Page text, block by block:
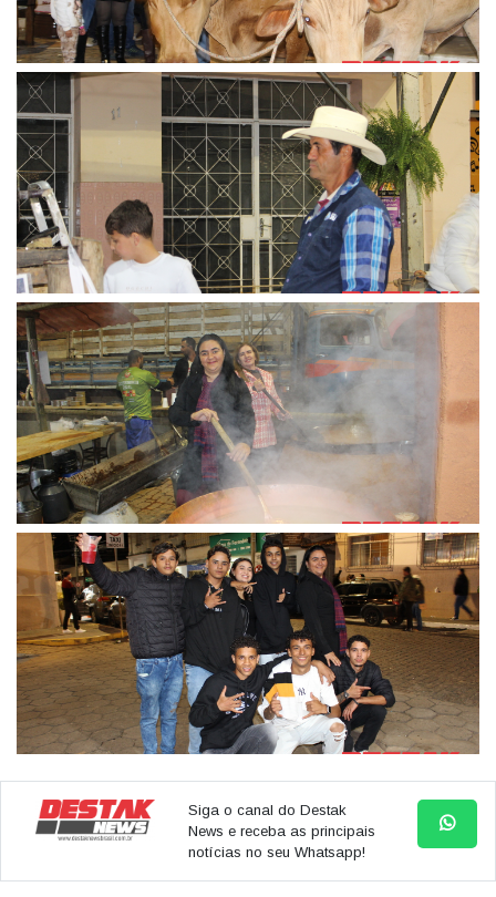
Siga o canal do Destak
News e receba as principais
notícias no seu Whatsapp!